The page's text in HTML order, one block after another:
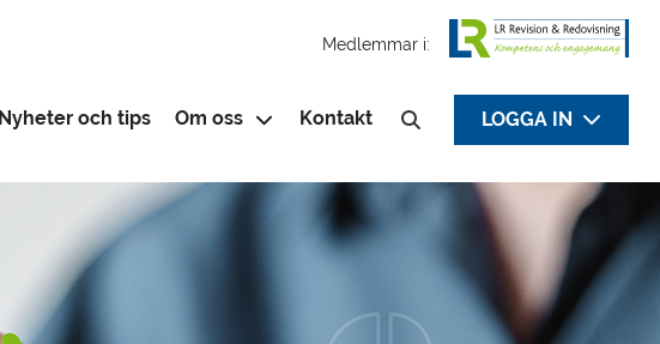
Medlemmar i:
Nyheter och tips Om oss Kontakt
Sök efter:
LOGGA IN